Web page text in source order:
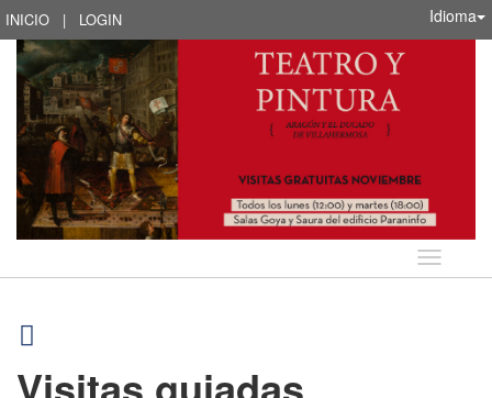
INICIO | LOGIN Idioma
Idioma